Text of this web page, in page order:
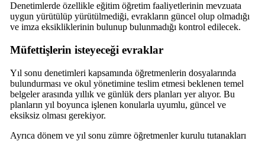
Denetimlerde özellikle eğitim öğretim faaliyetlerinin mevzuata
uygun yürütülüp yürütülmediği, evrakların güncel olup olmadığı
ve imza eksikliklerinin bulunup bulunmadığı kontrol edilecek.
Müfettişlerin isteyeceği evraklar
Yıl sonu denetimleri kapsamında öğretmenlerin dosyalarında
bulundurması ve okul yönetimine teslim etmesi beklenen temel
belgeler arasında yıllık ve günlük ders planları yer alıyor. Bu
planların yıl boyunca işlenen konularla uyumlu, güncel ve
eksiksiz olması gerekiyor.
Ayrıca dönem ve yıl sonu zümre öğretmenler kurulu tutanakları